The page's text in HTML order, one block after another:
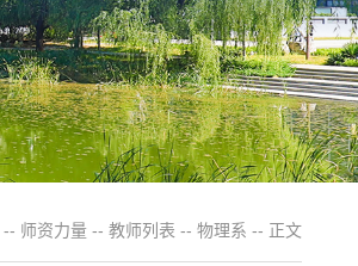
-- 师资力量 -- 教师列表 -- 物理系 -- 正文